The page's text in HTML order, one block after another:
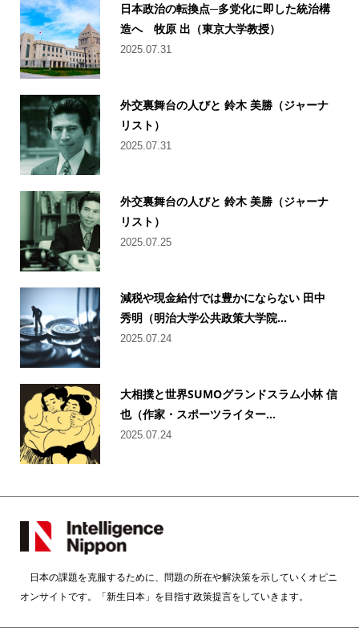
日本政治の転換点─多党化に即した統治構
造へ 牧原 出（東京大学教授）
2025.07.31
外交裏舞台の人びと 鈴木 美勝（ジャーナ
リスト）
2025.07.31
外交裏舞台の人びと 鈴木 美勝（ジャーナ
リスト）
2025.07.25
減税や現金給付では豊かにならない 田中
秀明（明治大学公共政策大学院...
2025.07.24
大相撲と世界SUMOグランドスラム小林 信
也（作家・スポーツライター...
2025.07.24
日本の課題を克服するために、問題の所在や解決策を示していくオピニ
オンサイトです。「新生日本」を目指す政策提言をしていきます。